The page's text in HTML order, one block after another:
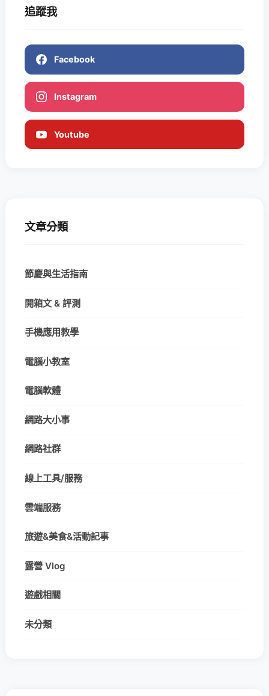
追蹤我
Facebook
Instagram
Youtube
文章分類
節慶與生活指南
開箱文 & 評測
手機應用教學
電腦小教室
電腦軟體
網路大小事
網路社群
線上工具/服務
雲端服務
旅遊&美食&活動記事
露營 Vlog
遊戲相關
未分類